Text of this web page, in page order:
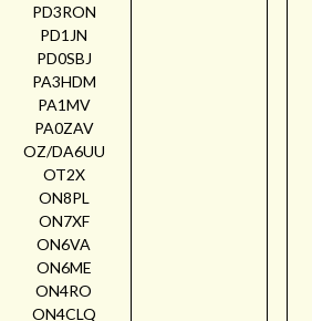
PD3RON
PD1JN
PD0SBJ
PA3HDM
PA1MV
PA0ZAV
OZ/DA6UU
OT2X
ON8PL
ON7XF
ON6VA
ON6ME
ON4RO
ON4CLQ